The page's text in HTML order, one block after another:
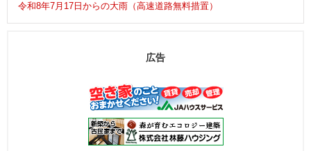
令和8年7月17日からの大雨（高速道路無料措置）
広告